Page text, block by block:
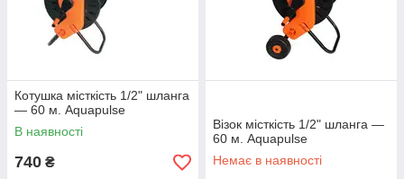
Котушка місткість 1/2" шланга
— 60 м. Aquapulse
В наявності
740 ₴
Візок місткість 1/2" шланга —
60 м. Aquapulse
Немає в наявності